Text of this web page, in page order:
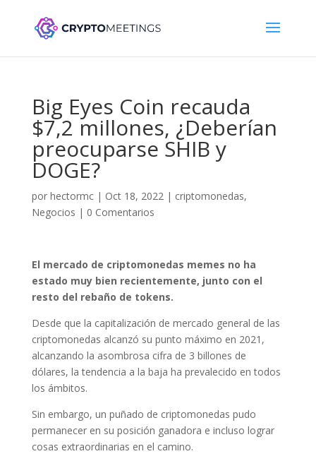
Big Eyes Coin recauda
$7,2 millones, ¿Deberían
preocuparse SHIB y
DOGE?
por hectormc| Oct 18, 2022| criptomonedas,
Negocios | 0 Comentarios
El mercado de criptomonedas memes no ha
estado muy bien recientemente, junto con el
resto del rebaño de tokens.
Desde que la capitalización de mercado general de las
criptomonedas alcanzó su punto máximo en 2021,
alcanzando la asombrosa cifra de 3 billones de
dólares, la tendencia a la baja ha prevalecido en todos
los ámbitos.
Sin embargo, un puñado de criptomonedas pudo
permanecer en su posición ganadora e incluso lograr
cosas extraordinarias en el camino.